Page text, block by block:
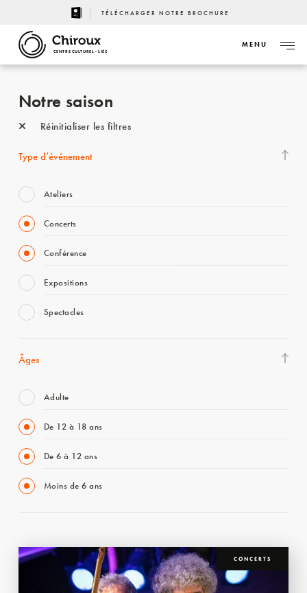
TÉLÉCHARGER NOTRE BROCHURE
CENTRE CULTUREL - LIÈGE
MENU
Notre saison
Réinitialiser les filtres
Type d’événement
Ateliers
Concerts
Conférence
Expositions
Spectacles
Âges
Adulte
De 12 à 18 ans
De 6 à 12 ans
Moins de 6 ans
CONCERTS